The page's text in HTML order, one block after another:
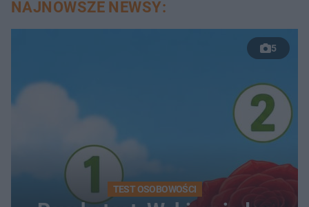
NAJNOWSZE NEWSY:
5
TEST OSOBOWOŚCI